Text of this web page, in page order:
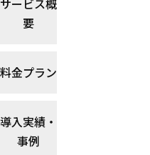
で選
ぶ
方ガ
イド
サービス概
要
料金プラン
導入実績・
事例